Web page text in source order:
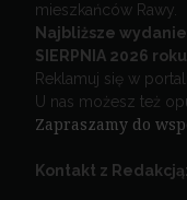
mieszkańców Rawy.
Najbliższe
SIERPNIA 2026
Reklamuj się w
U nas możesz też
Zapraszamy do
Kontakt z Redakcją: